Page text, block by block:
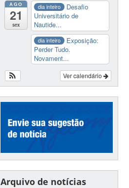
AGO
21
sex
dia inteiro
Desafio
Universitário de
Nautide...
dia inteiro
Exposição:
Perder Tudo.
Novament...
Ver calendário
Arquivo de notícias